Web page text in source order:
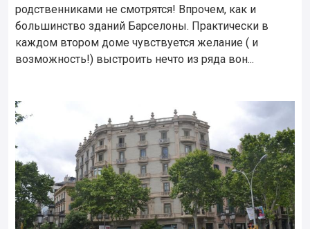
родственниками не смотрятся! Впрочем, как и
большинство зданий Барселоны. Практически в
каждом втором доме чувствуется желание ( и
возможность!) выстроить нечто из ряда вон...